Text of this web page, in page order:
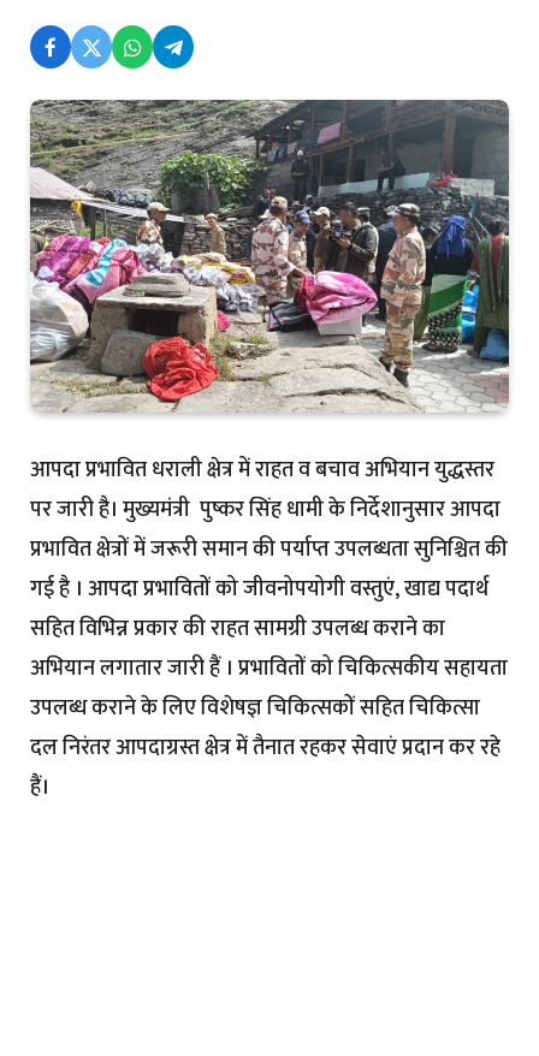
आपदा प्रभावित धराली क्षेत्र में राहत व बचाव अभियान युद्धस्तर
पर जारी है। मुख्यमंत्री पुष्कर सिंह धामी के निर्देशानुसार आपदा
प्रभावित क्षेत्रों में जरूरी समान की पर्याप्त उपलब्धता सुनिश्चित की
गई है । आपदा प्रभावितों को जीवनोपयोगी वस्तुएं, खाद्य पदार्थ
सहित विभिन्न प्रकार की राहत सामग्री उपलब्ध कराने का
अभियान लगातार जारी हैं । प्रभावितों को चिकित्सकीय सहायता
उपलब्ध कराने के लिए विशेषज्ञ चिकित्सकों सहित चिकित्सा
दल निरंतर आपदाग्रस्त क्षेत्र में तैनात रहकर सेवाएं प्रदान कर रहे
हैं।